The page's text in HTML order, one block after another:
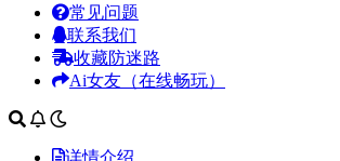
常见问题
联系我们
收藏防迷路
Ai女友（在线畅玩）
详情介绍